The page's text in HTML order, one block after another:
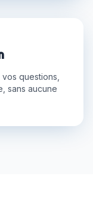
questions,
sans aucune